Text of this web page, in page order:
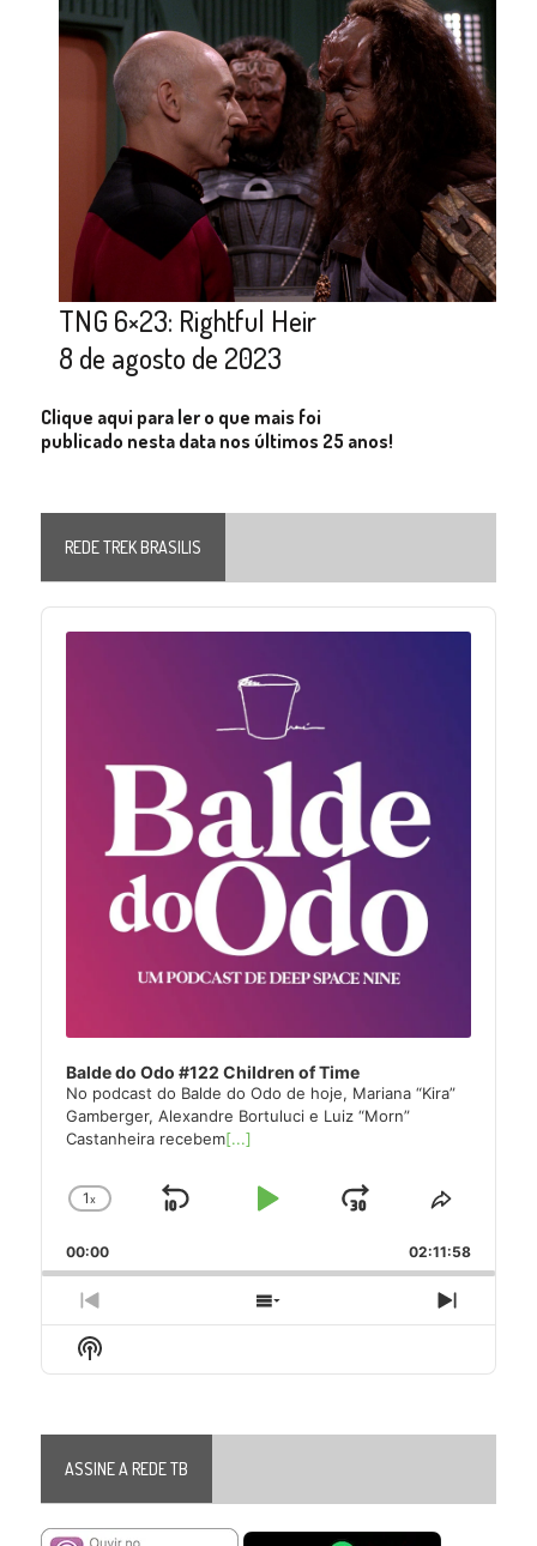
TNG 6×23: Rightful Heir
8 de agosto de 2023
Clique aqui para ler o que mais foi
publicado nesta data nos últimos 25 anos!
REDE TREK BRASILIS
Audio
Player
Balde do Odo #122 Children of Time
No podcast do Balde do Odo de hoje, Mariana “Kira”
Gamberger, Alexandre Bortuluci e Luiz “Morn”
Castanheira recebem[...]
Change
Rate
1x
Skip
Play
Jump
Forward
Share
Episode
00:00 02:11:58
Previous
Episode
Show
Episodes
Next
Episode
Show
Podcast
ASSINE A REDE TB